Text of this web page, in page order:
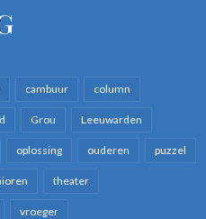
cambuur column
Grou Leeuwarden
oplossing ouderen puzzel
theater
vroeger